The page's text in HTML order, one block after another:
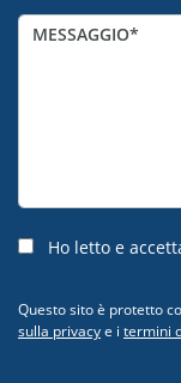
MESSAGGIO
Ho letto e
Questo sito è protetto
sulla privacye i termini